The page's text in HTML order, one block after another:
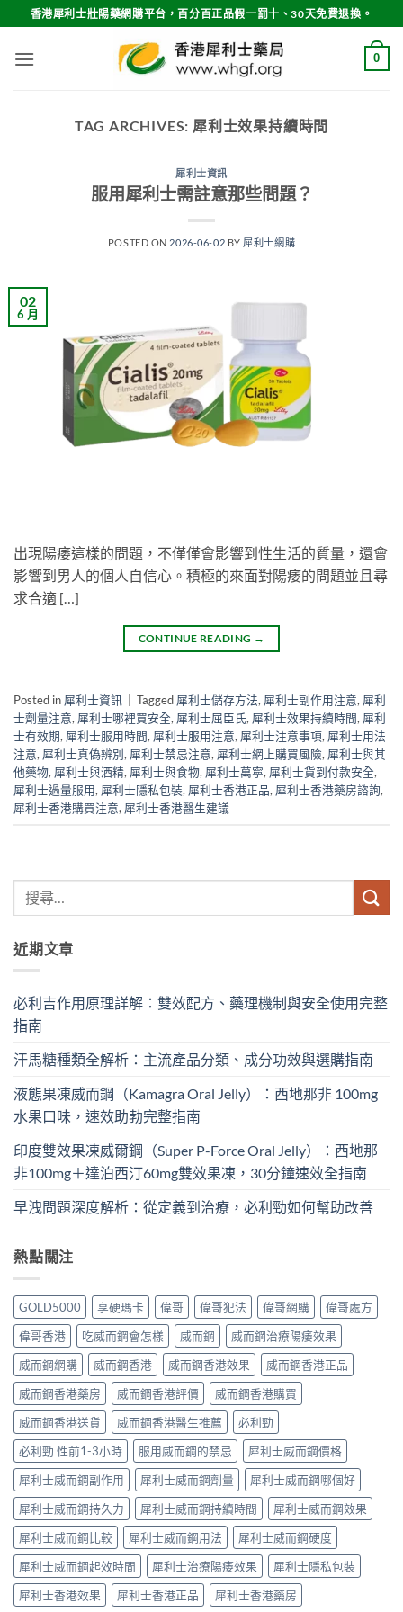
to
content
香港犀利士壯陽藥網購平台，百分百正品假一罰十、30天免費退換。
0
TAG ARCHIVES: 犀利士效果持續時間
犀利士資訊
服用犀利士需註意那些問題？
POSTED ON 2026-06-02 BY 犀利士網購
02
6 月
出現陽痿這樣的問題，不僅僅會影響到性生活的質量，還會
影響到男人的個人自信心。積極的來面對陽痿的問題並且尋
求合適 […]
CONTINUE READING →
Posted in 犀利士資訊 Tagged 犀利士儲存方法, 犀利士副作用注意, 犀利
士劑量注意, 犀利士哪裡買安全, 犀利士屈臣氏, 犀利士效果持續時間, 犀利
士有效期, 犀利士服用時間, 犀利士服用注意, 犀利士注意事項, 犀利士用法
注意, 犀利士真偽辨別, 犀利士禁忌注意, 犀利士網上購買風險, 犀利士與其
他藥物, 犀利士與酒精, 犀利士與食物, 犀利士萬寧, 犀利士貨到付款安全,
犀利士過量服用, 犀利士隱私包裝, 犀利士香港正品, 犀利士香港藥房諮詢,
犀利士香港購買注意, 犀利士香港醫生建議
近期文章
必利吉作用原理詳解：雙效配方、藥理機制與安全使用完整
指南
汗馬糖種類全解析：主流產品分類、成分功效與選購指南
液態果凍威而鋼（Kamagra Oral Jelly）：西地那非 100mg​
水果口味，速效助勃完整指南
印度雙效果凍威爾鋼（Super P-Force Oral Jelly）：西地那
非100mg＋達泊西汀60mg雙效果凍，30分鐘速效全指南
早洩問題深度解析：從定義到治療，必利勁如何幫助改善
熱點關注
GOLD5000 享硬瑪卡 偉哥 偉哥犯法 偉哥網購
偉哥處方
偉哥香港
吃威而鋼會怎樣 威而鋼
威而鋼治療陽痿效果
威而鋼網購
威而鋼香港 威而鋼香港效果
威而鋼香港正品
威而鋼香港藥房
威而鋼香港評價
威而鋼香港購買
威而鋼香港送貨
威而鋼香港醫生推薦
必利勁
必利勁 性前1-3小時
服用威而鋼的禁忌
犀利士威而鋼價格
犀利士威而鋼副作用
犀利士威而鋼劑量
犀利士威而鋼哪個好
犀利士威而鋼持久力
犀利士威而鋼持續時間
犀利士威而鋼效果
犀利士威而鋼比較
犀利士威而鋼用法
犀利士威而鋼硬度
犀利士威而鋼起效時間
犀利士治療陽痿效果
犀利士隱私包裝
犀利士香港效果
犀利士香港正品 犀利士香港藥房